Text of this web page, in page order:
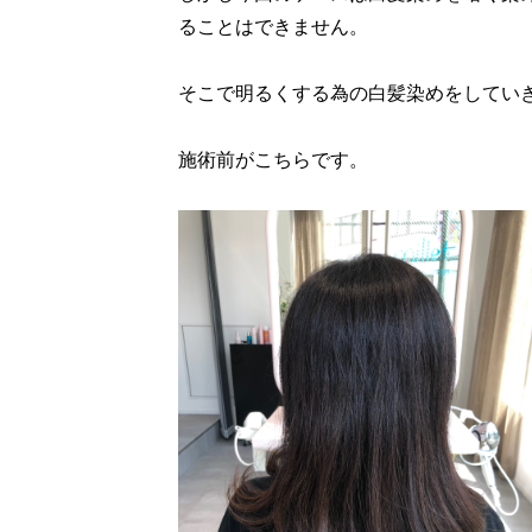
ることはできません。
そこで明るくする為の白髪染めをしてい
施術前がこちらです。